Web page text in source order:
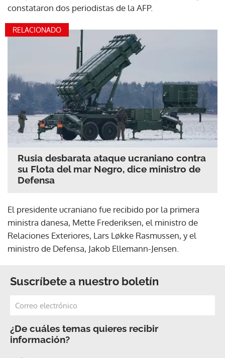
constataron dos periodistas de la AFP.
RELACIONADO
Rusia desbarata ataque ucraniano contra
su Flota del mar Negro, dice ministro de
Defensa
El presidente ucraniano fue recibido por la primera
ministra danesa, Mette Frederiksen, el ministro de
Relaciones Exteriores, Lars Løkke Rasmussen, y el
ministro de Defensa, Jakob Ellemann-Jensen.
Suscríbete a nuestro boletín
¿De cuáles temas quieres recibir
información?